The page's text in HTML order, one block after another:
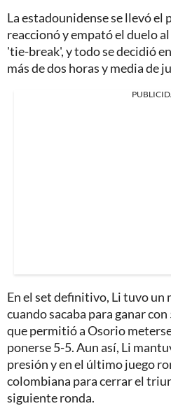
La estadounidense se llevó el
reaccionó y empató el duelo
'tie-break', y todo se decidió
más de dos horas y media de
En el set definitivo, Li tuvo
cuando sacaba para ganar
que permitió a Osorio
ponerse 5-5. Aun así, Li
presión y en el último juego
colombiana para cerrar el
siguiente ronda.